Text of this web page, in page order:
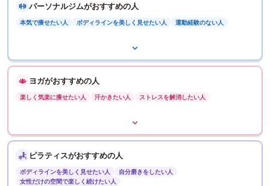
パーソナルジムがおすすめの人
本気で痩せたい人 ボディラインを美しく見せたい人 運動経験のない人
ヨガがおすすめの人
楽しく気楽に痩せたい人 汗かきたい人 ストレスを解消したい人
ピラティスがおすすめの人
ボディラインを美しく見せたい人
自分磨きをしたい人
女性だけの空間で楽しく続けたい人